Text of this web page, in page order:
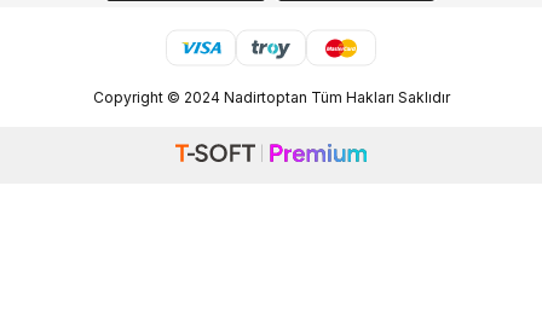
Copyright © 2024 Nadirtoptan Tüm Hakları Saklıdır